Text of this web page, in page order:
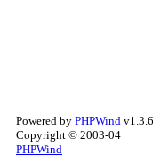
Powered by PHPWind v1.3.6
Copyright © 2003-04
PHPWind